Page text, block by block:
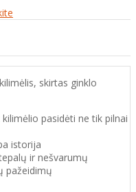
skirtas ginklo
pasidėti ne tik pilnai
istorija
ir nešvarumų
pažeidimų